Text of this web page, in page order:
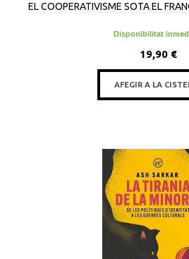
EL COOPERATIVISME SOTA EL
Disponibilitat
19,90 €
AFEGIR A LA